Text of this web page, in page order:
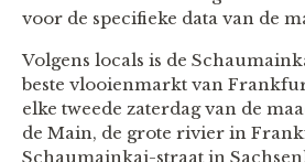
voor de specifieke data van de
Volgens locals is de
beste vlooienmarkt van
elke tweede zaterdag van de
de Main, de grote rivier in
Schaumainkai-straat in